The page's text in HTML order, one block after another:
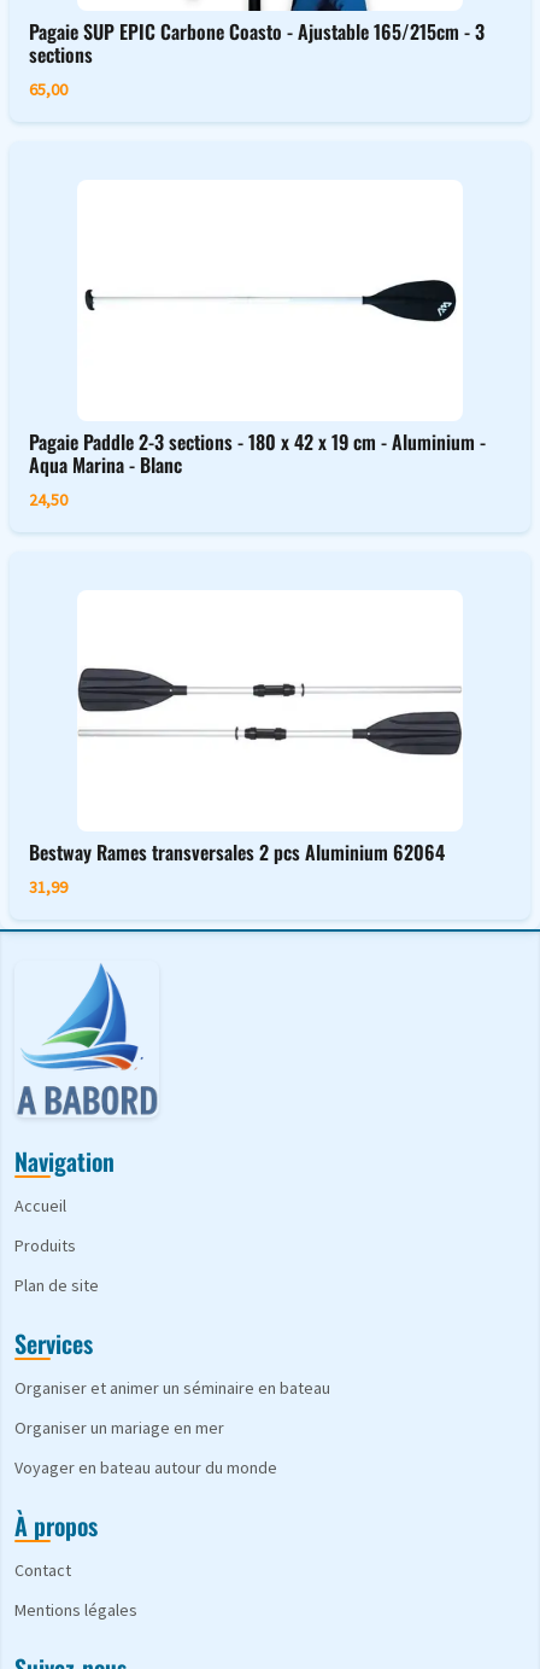
Pagaie SUP EPIC Carbone Coasto - Ajustable 165/215cm - 3
sections
65,00
Pagaie Paddle 2-3 sections - 180 x 42 x 19 cm - Aluminium -
Aqua Marina - Blanc
24,50
Bestway Rames transversales 2 pcs Aluminium 62064
31,99
Navigation
Accueil
Produits
Plan de site
Services
Organiser et animer un séminaire en bateau
Organiser un mariage en mer
Voyager en bateau autour du monde
À propos
Contact
Mentions légales